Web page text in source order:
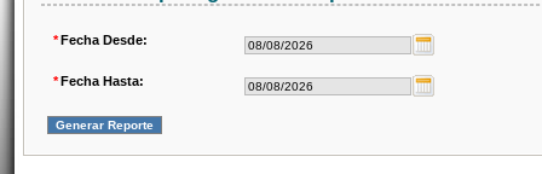
*Fecha Desde:
*Fecha Hasta: